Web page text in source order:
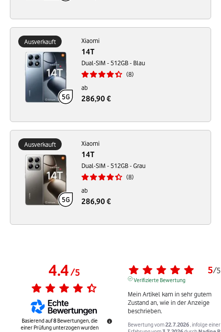
Ausverkauft Xiaomi
14T
Dual-SIM - 512GB - Blau
8
ab
286,90 €
Ausverkauft Xiaomi
14T
Dual-SIM - 512GB - Grau
8
ab
286,90 €
4.4/5
Basierend auf8 Bewertungen, die
einer Prüfung unterzogen wurden
5/5
Verifizierte Bewertung
Mein Artikel kam in sehr gutem
Zustand an, wie in der Anzeige
beschrieben.
Bewertung vom22.7.2026 , infolge einer